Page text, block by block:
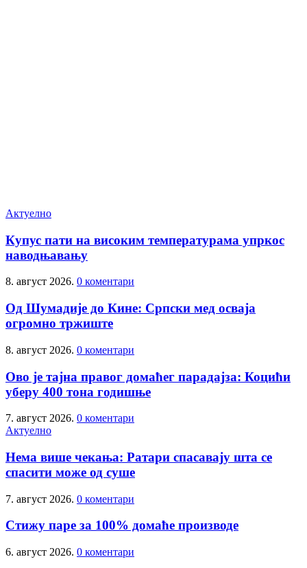
Актуелно
Купус пати на високим температурама упркос
наводњавању
8. август 2026. 0 коментари
Од Шумадије до Кине: Српски мед осваја
огромно тржиште
8. август 2026. 0 коментари
Ово је тајна правог домаћег парадајза: Коцићи
уберу 400 тона годишње
7. август 2026. 0 коментари
Актуелно
Нема више чекања: Ратари спасавају шта се
спасити може од суше
7. август 2026. 0 коментари
Стижу паре за 100% домаће производе
6. август 2026. 0 коментари